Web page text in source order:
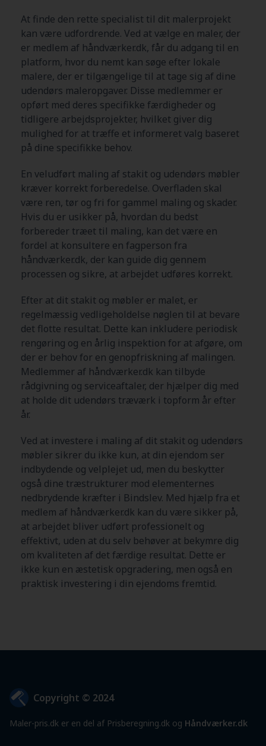
At finde den rette specialist til dit malerprojekt
kan være udfordrende. Ved at vælge en maler, der
er medlem af håndværker.dk, får du adgang til en
platform, hvor du nemt kan søge efter lokale
malere, der er tilgængelige til at tage sig af dine
udendørs maleropgaver. Disse medlemmer er
opført med deres specifikke færdigheder og
tidligere arbejdsprojekter, hvilket giver dig
mulighed for at træffe et informeret valg baseret
på dine specifikke behov.
En veludført maling af stakit og udendørs møbler
kræver korrekt forberedelse. Overfladen skal
være ren, tør og fri for gammel maling og skader.
Hvis du er usikker på, hvordan du bedst
forbereder træet til maling, kan det være en
fordel at konsultere en fagperson fra
håndværker.dk, der kan guide dig gennem
processen og sikre, at arbejdet udføres korrekt.
Efter at dit stakit og møbler er malet, er
regelmæssig vedligeholdelse nøglen til at bevare
det flotte resultat. Dette kan inkludere periodisk
rengøring og en årlig inspektion for at afgøre, om
der er behov for en genopfriskning af malingen.
Medlemmer af håndværker.dk kan tilbyde
rådgivning og serviceaftaler, der hjælper dig med
at holde dit udendørs træværk i topform år efter
år.
Ved at investere i maling af dit stakit og udendørs
møbler sikrer du ikke kun, at din ejendom ser
indbydende og velplejet ud, men du beskytter
også dine træstrukturer mod elementernes
nedbrydende kræfter i Bindslev. Med hjælp fra et
medlem af håndværker.dk kan du være sikker på,
at arbejdet bliver udført professionelt og
effektivt, uden at du selv behøver at bekymre dig
om kvaliteten af det færdige resultat. Dette er
ikke kun en æstetisk opgradering, men også en
praktisk investering i din ejendoms fremtid.
Copyright © 2024
Maler-pris.dk er en del af Prisberegning.dk og Håndværker.dk